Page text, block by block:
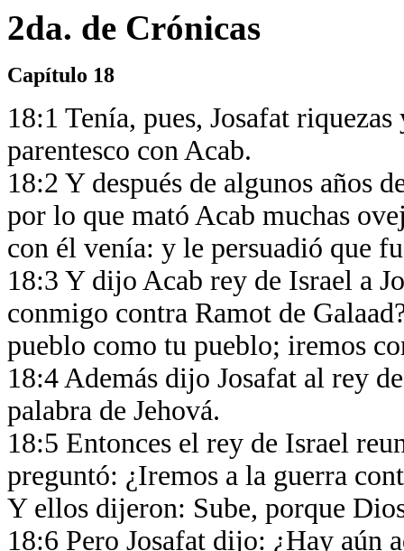
2da. de Crónicas
Capítulo 18
18:1 Tenía, pues, Josafat
parentesco con Acab.
18:2 Y después de algunos años
por lo que mató Acab muchas
con él venía: y le persuadió que
18:3 Y dijo Acab rey de Israel a
conmigo contra Ramot de
pueblo como tu pueblo; iremos
18:4 Además dijo Josafat al rey
palabra de Jehová.
18:5 Entonces el rey de Israel
preguntó: ¿Iremos a la guerra
Y ellos dijeron: Sube, porque
18:6 Pero Josafat dijo: ¿Hay aún